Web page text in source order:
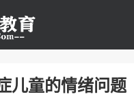
儿童的情绪问题